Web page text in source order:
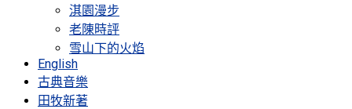
淇園漫步
老陳時評
雪山下的火焰
English
古典音樂
田牧新著